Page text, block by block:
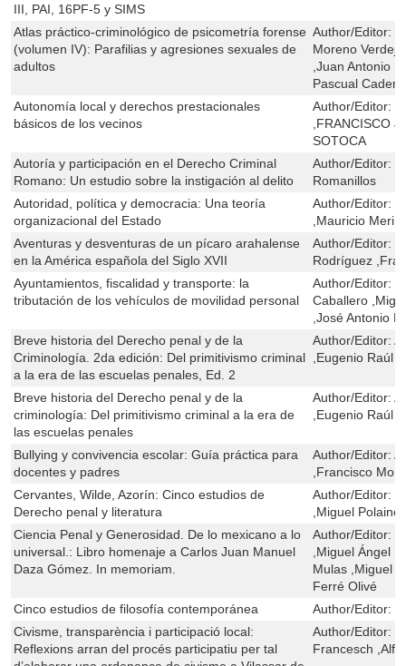
III, PAI, 16PF-5 y SIMS
Atlas práctico-criminológico de psicometría forense
(volumen IV): Parafilias y agresiones sexuales de
adultos
Author/Editor:
Moreno
,Juan Antonio
Pascual
Autonomía local y derechos prestacionales
básicos de los vecinos
Author/Editor:
,FRANCISCO
SOTOCA
Autoría y participación en el Derecho Criminal
Romano: Un estudio sobre la instigación al delito
Author/Editor:
Romanillos
Autoridad, política y democracia: Una teoría
organizacional del Estado
Author/Editor:
,Mauricio
Aventuras y desventuras de un pícaro arahalense
en la América española del Siglo XVII
Author/Editor:
Rodríguez
Ayuntamientos, fiscalidad y transporte: la
tributación de los vehículos de movilidad personal
Author/Editor:
Caballero
,José Antonio
Breve historia del Derecho penal y de la
Criminología. 2da edición: Del primitivismo criminal
a la era de las escuelas penales, Ed. 2
Author/Editor:
,Eugenio Raúl
Breve historia del Derecho penal y de la
criminología: Del primitivismo criminal a la era de
las escuelas penales
Author/Editor:
,Eugenio Raúl
Bullying y convivencia escolar: Guía práctica para
docentes y padres
Author/Editor:
,Francisco
Cervantes, Wilde, Azorín: Cinco estudios de
Derecho penal y literatura
Author/Editor:
,Miguel
Ciencia Penal y Generosidad. De lo mexicano a lo
universal.: Libro homenaje a Carlos Juan Manuel
Daza Gómez. In memoriam.
Author/Editor:
,Miguel Ángel
Mulas ,Miguel
Ferré Olivé
Cinco estudios de filosofía contemporánea
Author/Editor:
Civisme, transparència i participació local:
Reflexions arran del procés participatiu per tal
Author/Editor:
Francesch